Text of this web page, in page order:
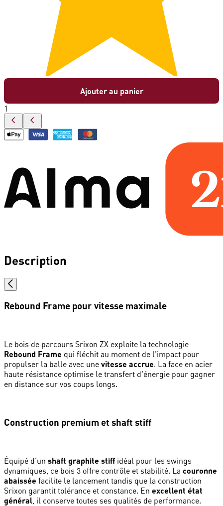
Ajouter au panier
1
Description
Rebound Frame pour vitesse maximale
Le bois de parcours Srixon ZX exploite la technologie
Rebound Frame qui fléchit au moment de l'impact pour
propulser la balle avec une vitesse accrue. La face en acier
haute résistance optimise le transfert d'énergie pour gagner
en distance sur vos coups longs.
Construction premium et shaft stiff
Équipé d'un shaft graphite stiff idéal pour les swings
dynamiques, ce bois 3 offre contrôle et stabilité. La couronne
abaissée facilite le lancement tandis que la construction
Srixon garantit tolérance et constance. En excellent état
général , il conserve toutes ses qualités de performance.